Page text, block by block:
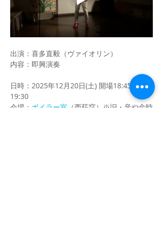
出演：喜多直毅（ヴァイオリン）
内容：即興演奏
日時：2025年12月20日(土) 開場18:45/開演
19:30
会場： ボイラー室 （西荻窪）※旧・音や金時